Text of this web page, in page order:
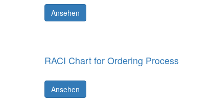
Ansehen
RACI Chart for Ordering Process
Ansehen